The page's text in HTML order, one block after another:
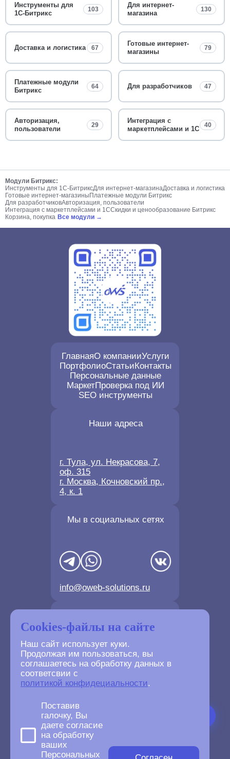
Инструменты для
1С-Битрикс
103
Для интернет-
магазина
130
Доставка и логистика 67
Готовые интернет-
магазины
79
Платежные модули
Битрикс
64 Для разработчиков 47
Авторизация,
пользователи
29
Интеграция с
маркетплейсами и 1С
40
Cookies-файлы на сайте
Наш сайт использует куки.
Продолжая им пользоваться, вы
соглашаетесь на обработку данных в
соответсвии с
политикой конфидециальности.
Поставив
галочку, Вы
даете согласие
на обработку
ваших
Персональных
Модули Битрикс:
Инструменты для 1С-БитриксДля интернет-магазинаДоставка и логистика
Готовые интернет-магазины Платежные модули Битрикс
Для разработчиковАвторизация, пользователи
Интеграция с маркетплейсами и 1ССкидки и ценообразование Битрикс
Корзина, покупка Все модули →
2007-2026
ГлавнаяО компанииУслуги
ПортфолиоСтатьиКонтакты
Персональные данные
МаркетПроверка под ИИ
SEO инструменты
Мы в социальных сетях
info@oweb-solutions.ru
Наши адреса
г. Тула, ул. Некрасова, 7,
оф. 315
г. Москва, Кочновский пр.,
4, к. 1
+7(4872) 702-730
+7(499) 677-61-84